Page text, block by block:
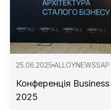
25.06.2025 ALLOYNEWS
Конференція
2025